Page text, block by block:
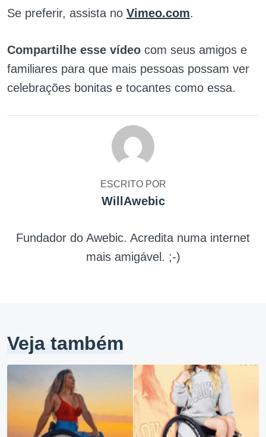
Se preferir, assista no Vimeo.com.
Compartilhe esse vídeo com seus amigos e
familiares para que mais pessoas possam ver
celebrações bonitas e tocantes como essa.
ESCRITO POR
WillAwebic
Fundador do Awebic. Acredita numa internet
mais amigável. ;-)
Veja também